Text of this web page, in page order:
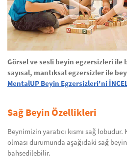
Görsel ve sesli beyin egzersizleri ile
sayısal, mantıksal egzersizler ile
MentalUP Beyin Egzersizleri'ni
Sağ Beyin Özellikleri
Beynimizin yaratıcı kısmı sağ lobudur.
olması durumunda aşağıdaki sağ
bahsedilebilir.